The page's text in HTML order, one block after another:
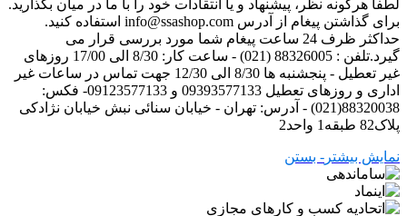
لطفاً هرگونه نظر، پیشنهاد و یا انتقادات خود را با ما در میان بگذارید.
برای گذاشتن پیغام از آدرس info@ssashop.com استفاده کنید.
حداکثر ظرف 24 ساعت پیغام شما مورد بررسی قرار می
گیرد.تلفن : 88326005 (021) - ساعت کار: 8/30 الی 17/00 روزهای
غیر تعطیل - پنجشنبه ها 8/30 الی 12/30 جهت تماس در ساعات غیر
اداری و روزهای تعطیل 09393577133 و 09123577133- فکس:
88320038(021) - آدرس: تهران - خیابان سنائی نبش خیابان نژادکی
پلاک82 طبقه1 واحد2
نمایش بیشتر - بستن